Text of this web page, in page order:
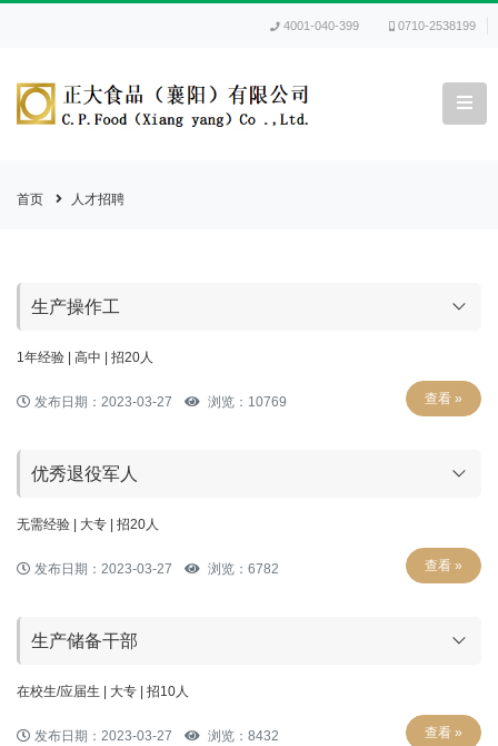
4001-040-399 0710-2538199
首页 人才招聘
生产操作工
1年经验 | 高中 | 招20人
发布日期：2023-03-27 浏览：10769 查看 »
优秀退役军人
无需经验 | 大专 | 招20人
发布日期：2023-03-27 浏览：6782 查看 »
生产储备干部
在校生/应届生 | 大专 | 招10人
发布日期：2023-03-27 浏览：8432 查看 »